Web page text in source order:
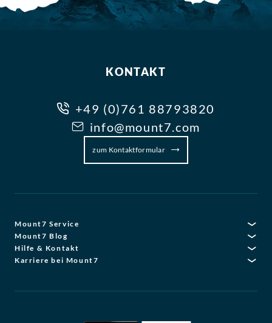
KONTAKT
+49 (0)761 88793820
info@mount7.com
zum Kontaktformular
Mount7 Service
Mount7 Blog
Hilfe & Kontakt
Karriere bei Mount7